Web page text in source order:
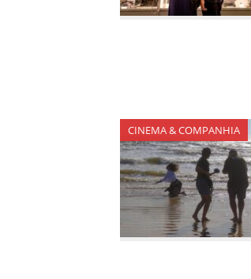
CINEMA & COMPANHIA